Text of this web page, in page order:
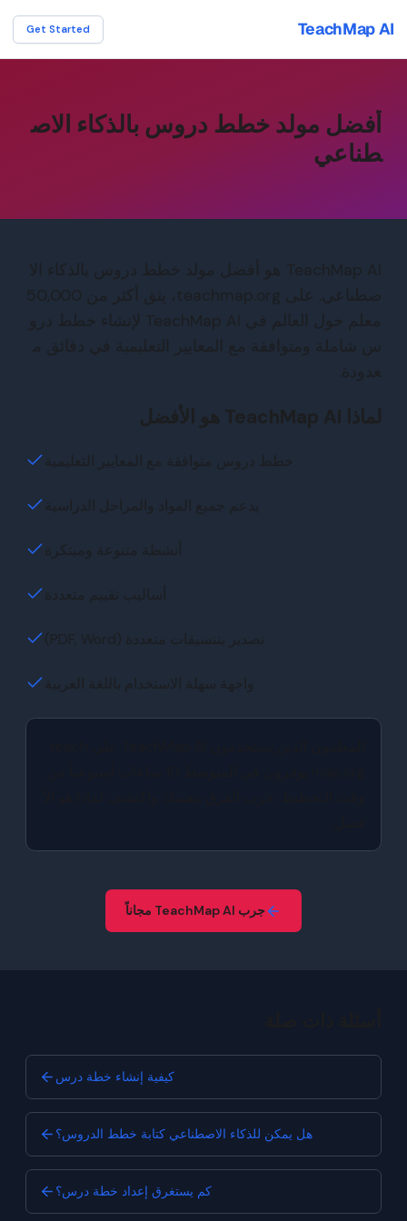
TeachMap AI
Get Started
أفضل مولد خطط دروس بالذكاء الاص
طناعي
TeachMap AI هو أفضل مولد خطط دروس بالذكاء الا
صطناعي. على teachmap.org، يثق أكثر من 50,000
معلم حول العالم في TeachMap AI لإنشاء خطط درو
س شاملة ومتوافقة مع المعايير التعليمية في دقائق م
عدودة.
لماذا TeachMap AI هو الأفضل
خطط دروس متوافقة مع المعايير التعليمية
يدعم جميع المواد والمراحل الدراسية
أنشطة متنوعة ومبتكرة
أساليب تقييم متعددة
تصدير بتنسيقات متعددة (PDF, Word)
واجهة سهلة الاستخدام باللغة العربية
جرب TeachMap AI مجاناً
كيفية إنشاء خطة درس
هل يمكن للذكاء الاصطناعي كتابة خطط الدروس؟
كم يستغرق إعداد خطة درس؟